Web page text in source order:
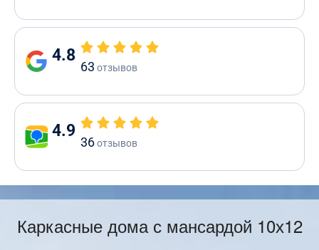
4.8
63 отзывов
4.9
36отзывов
Каркасные дома с мансардой 10х12